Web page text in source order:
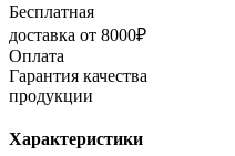
Бесплатная
доставка от 8000₽
Оплата
Гарантия качества
продукции
Характеристики